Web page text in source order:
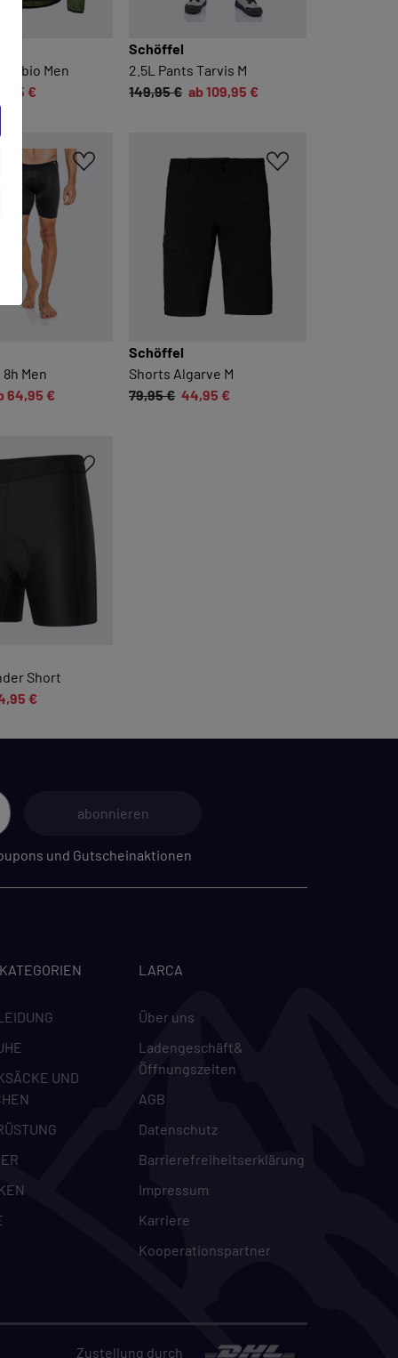
Men
€
Schöffel
2.5L Pants Tarvis M
149,95 € ab 109,95 €
Men
64,95 €
Schöffel
Shorts Algarve M
79,95 € 44,95 €
Short
€
abonnieren
und Gutscheinaktionen
UND
LARCA
Über uns
Ladengeschäft&
Öffnungszeiten
AGB
Datenschutz
Barrierefreiheitserklärung
Impressum
Karriere
Kooperationspartner
Zustellung durch